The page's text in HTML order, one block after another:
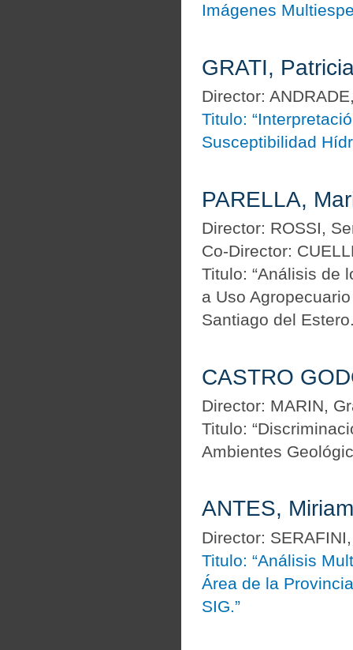
Imágenes
GRATI,
Director:
Titulo:
Susceptibilidad
PARELLA,
Director: ROSSI,
Co-Director:
Titulo: “Análisis de
a Uso
Santiago del
CASTRO
Director: MARIN,
Titulo:
Ambientes
ANTES,
Director:
Titulo: “Análisis
Área de la
SIG.”